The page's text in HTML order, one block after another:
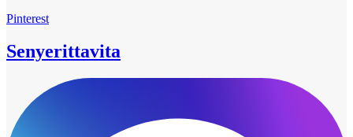
Pinterest
Senyerittavita